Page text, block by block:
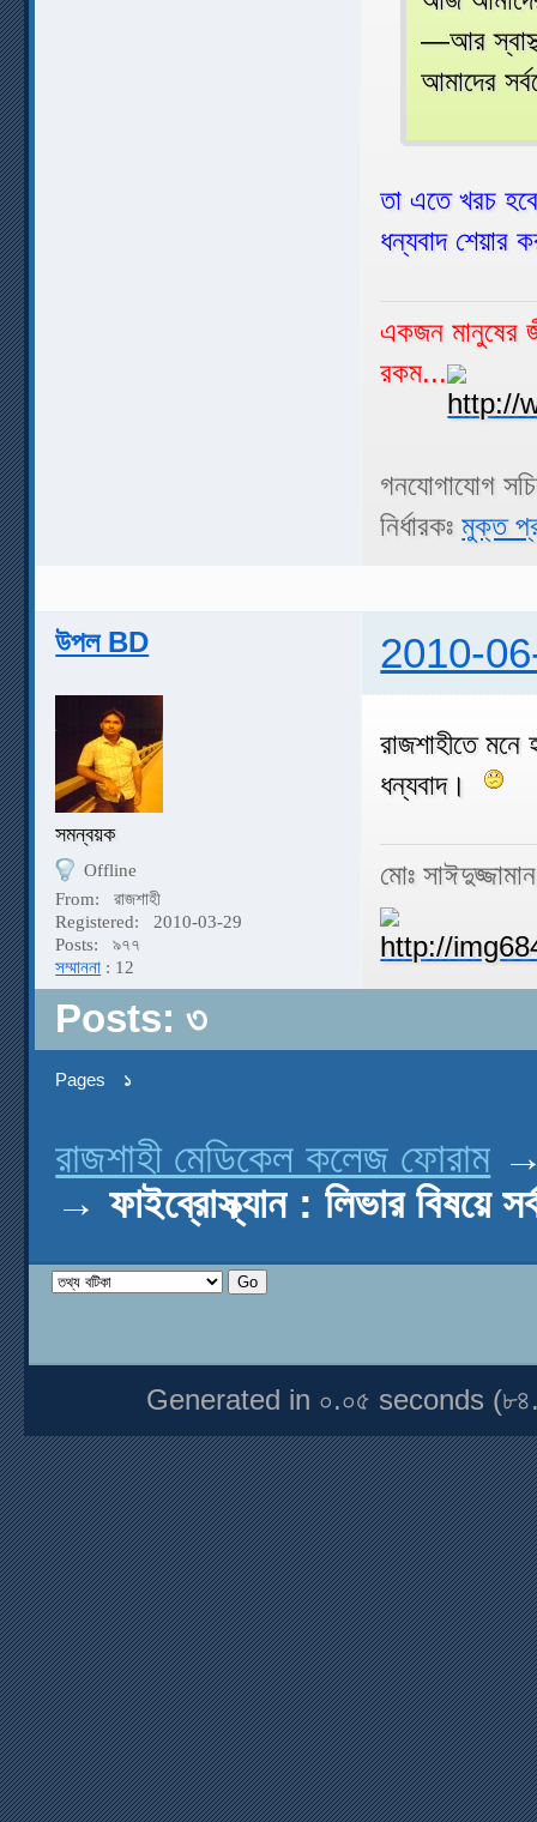
—আর
আমাদের
তা এতে খরচ
ধন্যবাদ শেয়ার
একজন মানুষের
রকম...
গনযোগাযোগ
নির্ধারকঃমুক্ত
উপল BD 2010-
সমন্বয়ক
Offline
From:
রাজশাহী
Registered:
2010-03-29
Posts:
৯৭৭
সম্মাননা : 12
রাজশাহীতে
ধন্যবাদ।
মোঃ
Posts: ৩
Pages ১
রাজশাহী মেডিকেল কলেজ ফোরাম
→ফাইব্রোস্ক্যান : লিভার বিষয়ে
Generated in ০.০৫ seconds